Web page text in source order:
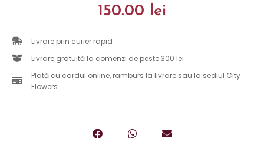
150.00 lei
Livrare prin curier rapid
Livrare gratuită la comenzi de peste 300 lei
Plată cu cardul online, ramburs la livrare sau la sediul City
Flowers